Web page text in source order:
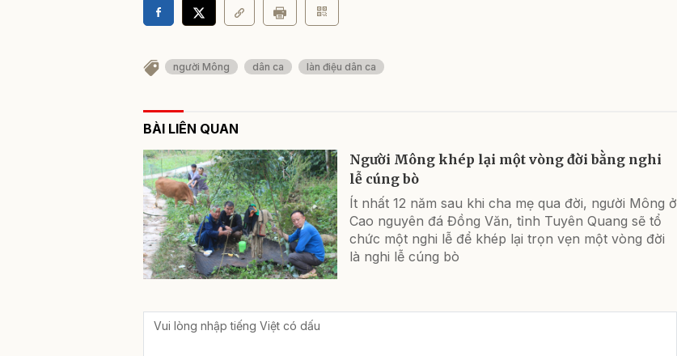
người Mông dân ca làn điệu dân ca
BÀI LIÊN QUAN
Người Mông khép lại một vòng đời bằng nghi
lễ cúng bò
Ít nhất 12 năm sau khi cha mẹ qua đời, người Mông ở
Cao nguyên đá Đồng Văn, tỉnh Tuyên Quang sẽ tổ
chức một nghi lễ để khép lại trọn vẹn một vòng đời
là nghi lễ cúng bò